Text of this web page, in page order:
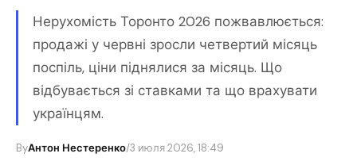
Нерухомість Торонто 2026 пожвавлюється:
продажі у червні зросли четвертий місяць
поспіль, ціни піднялися за місяць. Що
відбувається зі ставками та що врахувати
українцям.
ByАнтон Нестеренко/3 июля 2026, 18:49